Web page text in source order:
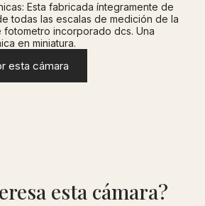
Esta fabricada íntegramente de
todas las escalas de medición de la
incorporado dcs. Una
en miniatura.
esta cámara
esta cámara?